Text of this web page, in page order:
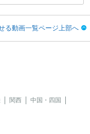
る動画一覧ページ上部へ
関西
中国・四国